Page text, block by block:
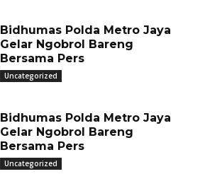
Bidhumas Polda Metro Jaya
Gelar Ngobrol Bareng
Bersama Pers
Uncategorized
Bidhumas Polda Metro Jaya
Gelar Ngobrol Bareng
Bersama Pers
Uncategorized